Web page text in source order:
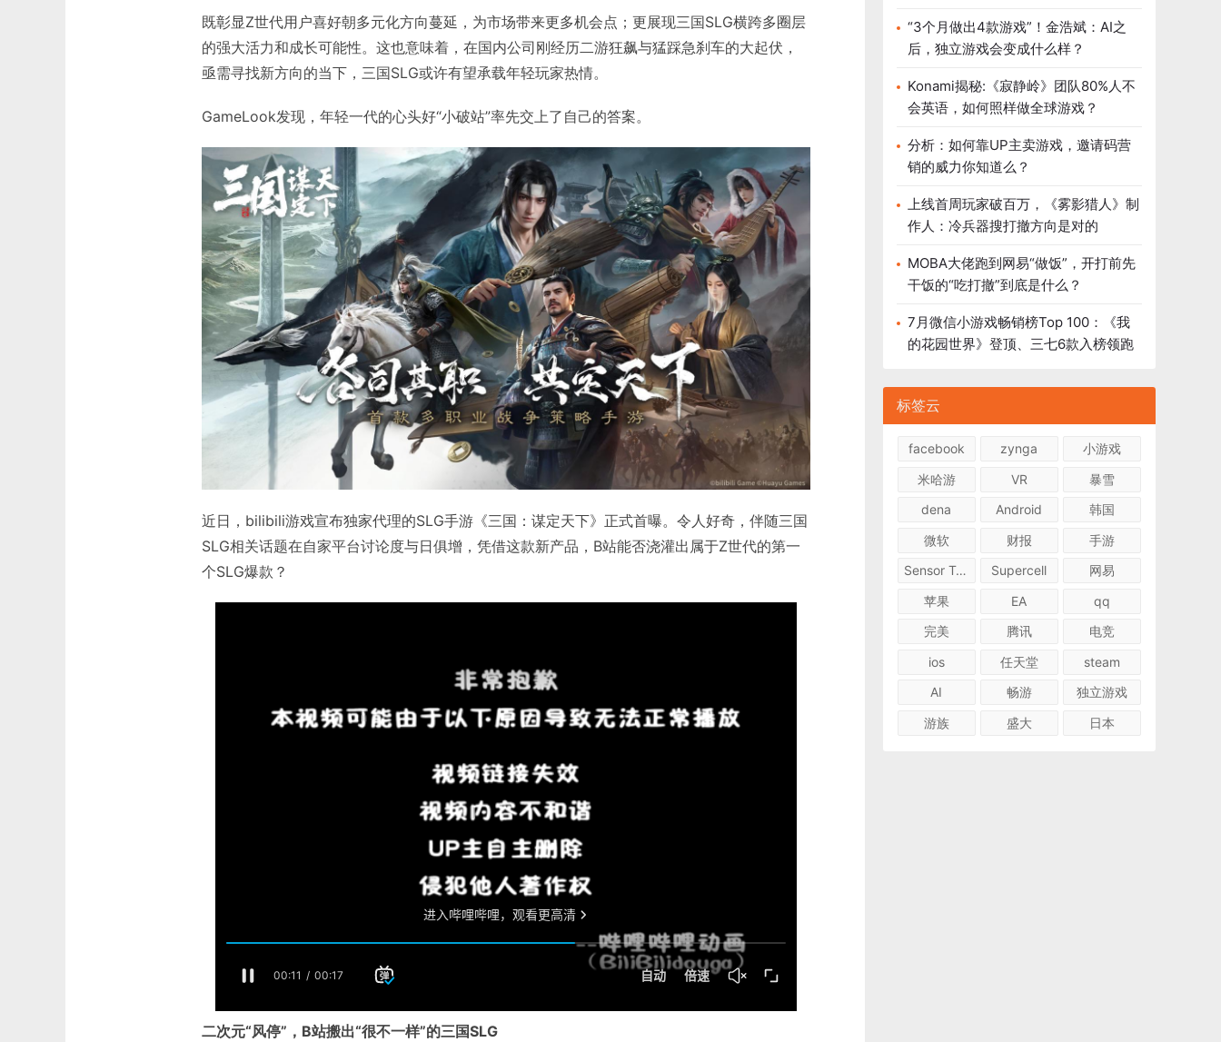
既彰显Z世代用户喜好朝多元化方向蔓延，为市场带来更多机会点；更展现三国SLG横跨多圈层
的强大活力和成长可能性。这也意味着，在国内公司刚经历二游狂飙与猛踩急刹车的大起伏，
亟需寻找新方向的当下，三国SLG或许有望承载年轻玩家热情。
GameLook发现，年轻一代的心头好“小破站”率先交上了自己的答案。
近日，bilibili游戏宣布独家代理的SLG手游《三国：谋定天下》正式首曝。令人好奇，伴随三国
SLG相关话题在自家平台讨论度与日俱增，凭借这款新产品，B站能否浇灌出属于Z世代的第一
个SLG爆款？
二次元“风停”，B站搬出“很不一样”的三国SLG
“3个月做出4款游戏”！金浩斌：AI之
后，独立游戏会变成什么样？
Konami揭秘:《寂静岭》团队80%人不
会英语，如何照样做全球游戏？
分析：如何靠UP主卖游戏，邀请码营
销的威力你知道么？
上线首周玩家破百万，《雾影猎人》制
作人：冷兵器搜打撤方向是对的
MOBA大佬跑到网易“做饭”，开打前先
干饭的“吃打撤”到底是什么？
7月微信小游戏畅销榜Top 100：《我
的花园世界》登顶、三七6款入榜领跑
标签云
facebook zynga
小游戏
米哈游
VR
暴雪
dena
Android
韩国
微软
财报
手游
Sensor Tower
Supercell
网易
苹果
EA
qq
完美
腾讯
电竞
ios
任天堂
steam
AI
畅游
独立游戏
游族
盛大 日本